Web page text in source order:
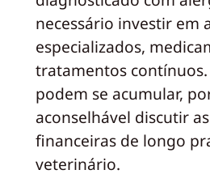
necessário investir em
especializados,
tratamentos contínuos.
podem se acumular,
aconselhável discutir
financeiras de longo
veterinário.